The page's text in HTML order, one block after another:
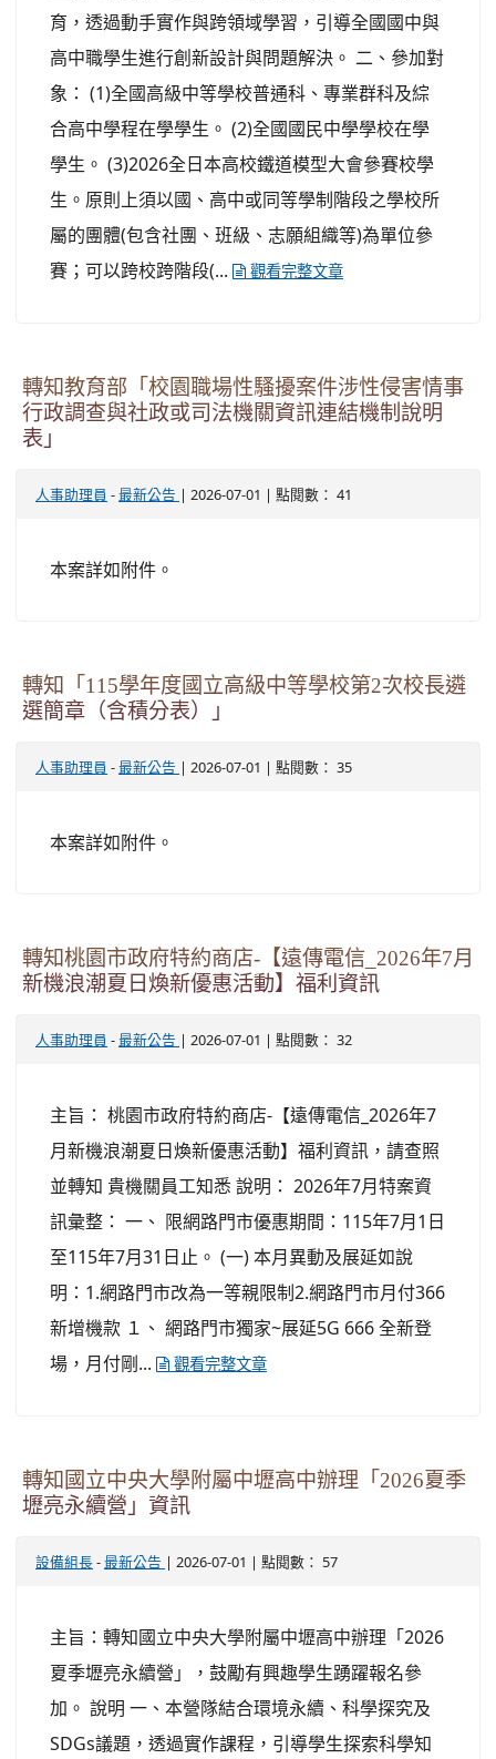
育，透過動手實作與跨領域學習，引導全國國中與
高中職學生進行創新設計與問題解決。 二、參加對
象： (1)全國高級中等學校普通科、專業群科及綜
合高中學程在學學生。 (2)全國國民中學學校在學
學生。 (3)2026全日本高校鐵道模型大會參賽校學
生。原則上須以國、高中或同等學制階段之學校所
屬的團體(包含社團、班級、志願組織等)為單位參
賽；可以跨校跨階段(...
觀看完整文章
轉知教育部「校園職場性騷擾案件涉性侵害情事
行政調查與社政或司法機關資訊連結機制說明
表」
人事助理員 - 最新公告 | 2026-07-01 | 點閱數： 41
本案詳如附件。
轉知「115學年度國立高級中等學校第2次校長遴
選簡章（含積分表）」
人事助理員 - 最新公告 | 2026-07-01 | 點閱數： 35
本案詳如附件。
轉知桃園市政府特約商店-【遠傳電信_2026年7月
新機浪潮夏日煥新優惠活動】福利資訊
人事助理員 - 最新公告 | 2026-07-01 | 點閱數： 32
主旨： 桃園市政府特約商店-【遠傳電信_2026年7
月新機浪潮夏日煥新優惠活動】福利資訊，請查照
並轉知 貴機關員工知悉 說明： 2026年7月特案資
訊彙整： 一、 限網路門市優惠期間：115年7月1日
至115年7月31日止。 (一) 本月異動及展延如說
明：1.網路門市改為一等親限制2.網路門市月付366
新增機款 １、 網路門市獨家~展延5G 666 全新登
場，月付剛...
觀看完整文章
轉知國立中央大學附屬中壢高中辦理「2026夏季
壢亮永續營」資訊
設備組長 - 最新公告 | 2026-07-01 | 點閱數： 57
主旨：轉知國立中央大學附屬中壢高中辦理「2026
夏季壢亮永續營」，鼓勵有興趣學生踴躍報名參
加。 說明 一、本營隊結合環境永續、科學探究及
SDGs議題，透過實作課程，引導學生探索科學知